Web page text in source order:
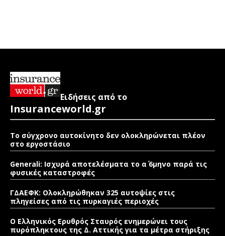
Ειδήσεις από το
Insuranceworld.gr
Το σύγχρονο αυτοκίνητο δεν ολοκληρώνεται πλέον
στο εργοστάσιο
Generali: Ισχυρά αποτελέσματα το α΄ 6μηνο παρά τις
φυσικές καταστροφές
ΓΔΑΕΦΚ: Ολοκληρώθηκαν 325 αυτοψίες στις
πληγείσες από τις πυρκαγιές περιοχές
Ο Ελληνικός Ερυθρός Σταυρός ενημερώνει τους
πυρόπληκτους της Δ. Αττικής για τα μέτρα στήριξης